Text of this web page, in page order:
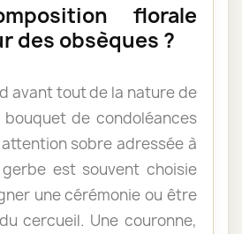
florale
des obsèques ?
avant tout de la nature de
bouquet de condoléances
sobre adressée à
est souvent choisie
une cérémonie ou être
cercueil. Une couronne,